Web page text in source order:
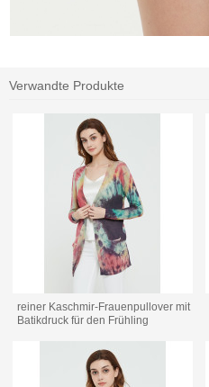
Verwandte Produkte
reiner Kaschmir-Frauenpullover mit
Batikdruck für den Frühling